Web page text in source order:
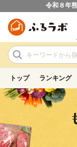
令和８年
トップ ランキング